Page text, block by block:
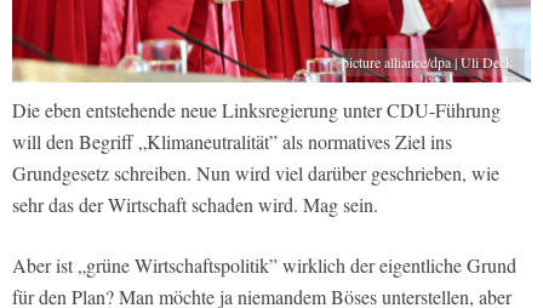
picture alliance/dpa | Uli Deck
Die eben entstehende neue Linksregierung unter CDU-Führung
will den Begriff „Klimaneutralität” als normatives Ziel ins
Grundgesetz schreiben. Nun wird viel darüber geschrieben, wie
sehr das der Wirtschaft schaden wird. Mag sein.
Aber ist „grüne Wirtschaftspolitik” wirklich der eigentliche Grund
für den Plan? Man möchte ja niemandem Böses unterstellen, aber